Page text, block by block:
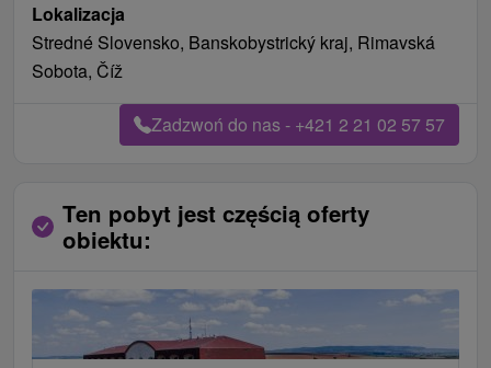
Lokalizacja
Stredné Slovensko, Banskobystrický kraj, Rimavská
Sobota, Číž
Zadzwoń do nas - +421 2 21 02 57 57
Ten pobyt jest częścią oferty
obiektu: